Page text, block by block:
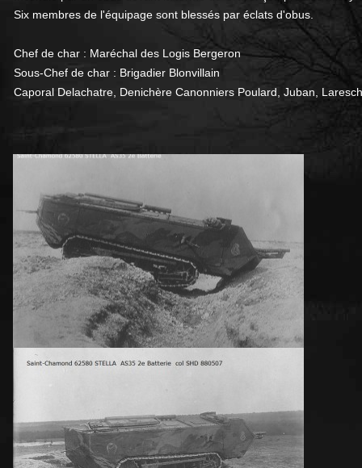
Six membres de l'équipage sont blessés par éclats d'obus.
Chef de char : Maréchal des Logis Bergeron
Sous-Chef de char : Brigadier Blonvillain
Caporal Delachatre, Denichère Canonniers Poulard, Juban,